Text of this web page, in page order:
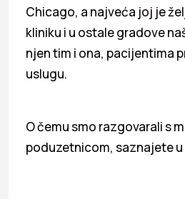
Chicago, a najveća joj je
kliniku i u ostale gradove
njen tim i ona, pacijentima
uslugu.
O čemu smo razgovarali s
poduzetnicom, saznajete